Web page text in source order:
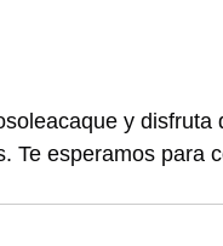
y
Te esperamos para